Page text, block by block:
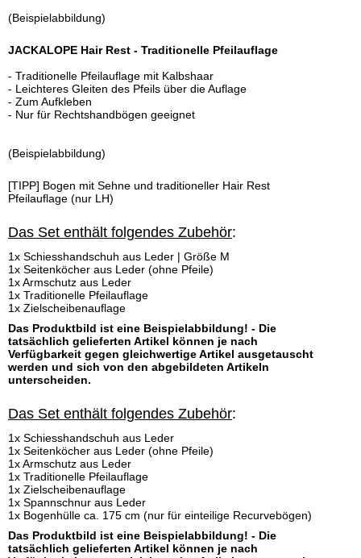
(Beispielabbildung)
JACKALOPE Hair Rest - Traditionelle Pfeilauflage
- Traditionelle Pfeilauflage mit Kalbshaar
- Leichteres Gleiten des Pfeils über die Auflage
- Zum Aufkleben
- Nur für Rechtshandbögen geeignet
(Beispielabbildung)
[TIPP] Bogen mit Sehne und traditioneller Hair Rest
Pfeilauflage (nur LH)
Das Set enthält folgendes Zubehör:
1x Schiesshandschuh aus Leder | Größe M
1x Seitenköcher aus Leder (ohne Pfeile)
1x Armschutz aus Leder
1x Traditionelle Pfeilauflage
1x Zielscheibenauflage
Das Produktbild ist eine Beispielabbildung! - Die
tatsächlich gelieferten Artikel können je nach
Verfügbarkeit gegen gleichwertige Artikel ausgetauscht
werden und sich von den abgebildeten Artikeln
unterscheiden.
Das Set enthält folgendes Zubehör:
1x Schiesshandschuh aus Leder
1x Seitenköcher aus Leder (ohne Pfeile)
1x Armschutz aus Leder
1x Traditionelle Pfeilauflage
1x Zielscheibenauflage
1x Spannschnur aus Leder
1x Bogenhülle ca. 175 cm (nur für einteilige Recurvebögen)
Das Produktbild ist eine Beispielabbildung! - Die
tatsächlich gelieferten Artikel können je nach